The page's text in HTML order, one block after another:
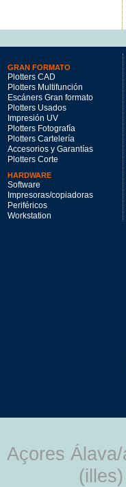
GRAN FORMATO
Plotters CAD
Plotters Multifunción
Escáners Gran formato
Plotters Usados
Impresión UV
Plotters Fotografía
Plotters Cartelería
Accesorios y Garantías
Plotters Corte
HARDWARE
Software
Impresoras/copiadoras
Periféricos
Workstation
Açores